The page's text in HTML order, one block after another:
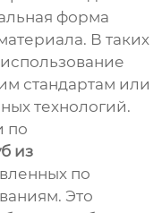
форма
В таких
стандартам или
технологий.
по
из
по
Это